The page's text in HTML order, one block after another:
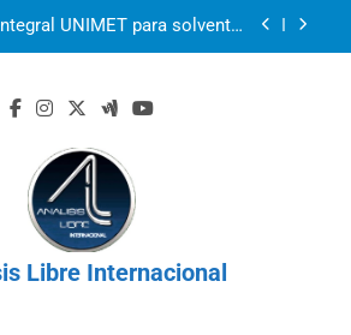
UNIMET para solventar
y el mandato de sensatez
como herramienta de control:
Cuba y Nicaragua 2026
UNIMET para solventar
apocalíptica de La Guaira
Libre Internacional